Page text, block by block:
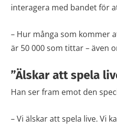
interagera med bandet för
– Hur många som kommer
är 50 000 som tittar – även
”Älskar att spela
Han ser fram emot den
– Vi älskar att spela live. Vi